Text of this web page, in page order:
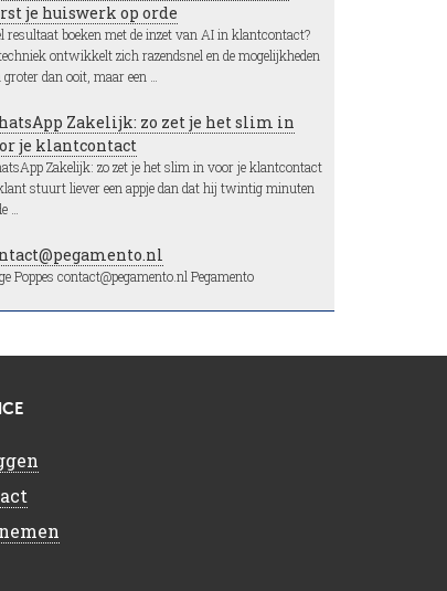
je huiswerk op orde
resultaat boeken met de inzet van AI in klantcontact?
ontwikkelt zich razendsnel en de mogelijkheden
dan ooit, maar een …
Zakelijk: zo zet je het slim in
je klantcontact
Zakelijk: zo zet je het slim in voor je klantcontact
stuurt liever een appje dan dat hij twintig minuten
…
Poppes contact@pegamento.nl Pegamento